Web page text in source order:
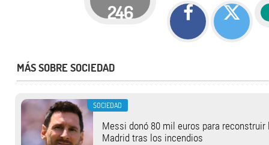
246
MÁS SOBRE SOCIEDAD
SOCIEDAD
Messi donó 80 mil euros para reconstruir
Madrid tras los incendios